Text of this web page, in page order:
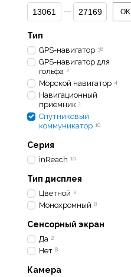
От Цена, грн
До Цена, грн OK
Тип
GPS-навигатор 38
GPS-навигатор для
гольфа 2
Морской навигатор 4
Навигационный
приемник 1
Спутниковый
коммуникатор 10
Серия
inReach 10
Тип дисплея
Цветной 2
Монохромный 8
Сенсорный экран
Да 2
Нет 8
Камера